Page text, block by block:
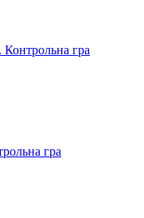
гра
гра